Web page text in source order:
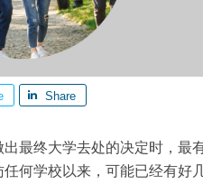
Share
最终大学去处的决定时，最
何学校以来，可能已经有好